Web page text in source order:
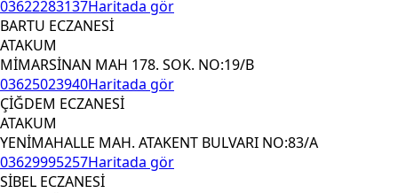
03622283137Haritada gör
BARTU ECZANESİ
ATAKUM
MİMARSİNAN MAH 178. SOK. NO:19/B
03625023940Haritada gör
ÇİĞDEM ECZANESİ
ATAKUM
YENİMAHALLE MAH. ATAKENT BULVARI NO:83/A
03629995257Haritada gör
SİBEL ECZANESİ